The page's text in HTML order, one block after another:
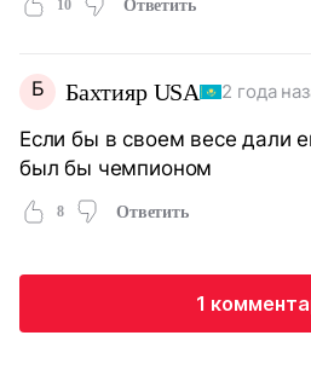
10 Ответить
Б Бахтияр USA 2 года
Если бы в своем весе дали
был бы чемпионом
8 Ответить
1